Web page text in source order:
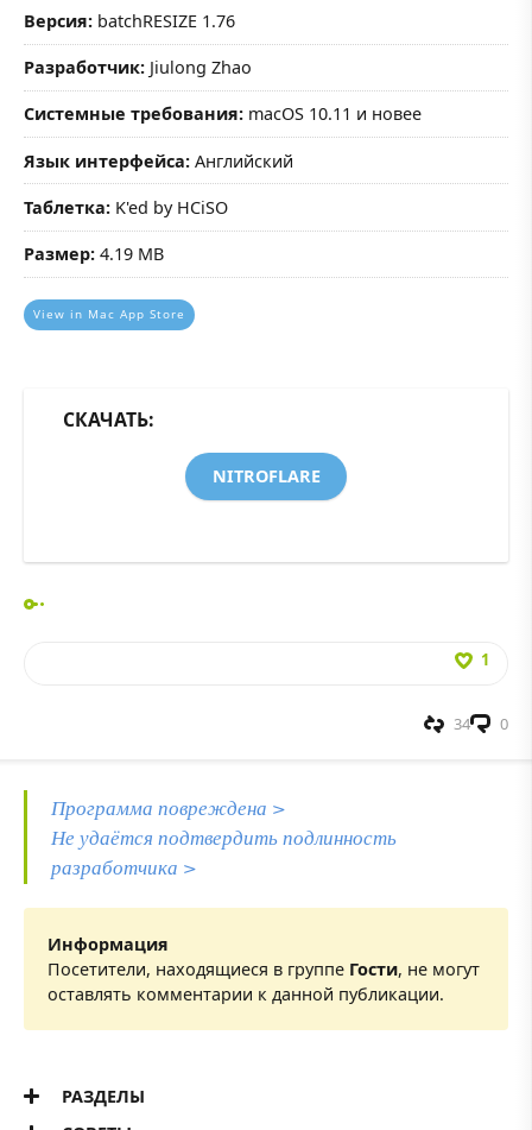
Версия: batchRESIZE 1.76
Разработчик: Jiulong Zhao
Системные требования: macOS 10.11 и новее
Язык интерфейса: Английский
Таблетка: K'ed by HCiSO
Размер: 4.19 MB
View in Mac App Store
СКАЧАТЬ:
NITROFLARE
1
0
34
Программа повреждена >
Не удаётся подтвердить подлинность
разработчика >
Информация
Посетители, находящиеся в группе Гости, не могут
оставлять комментарии к данной публикации.
РАЗДЕЛЫ